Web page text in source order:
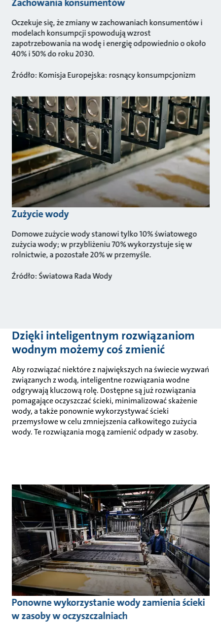
Oczekuje się, że zmiany w zachowaniach konsumentów i
modelach konsumpcji spowodują wzrost
zapotrzebowania na wodę i energię odpowiednio o około
40% i 50% do roku 2030.
Źródło: Komisja Europejska: rosnący konsumpcjonizm
Zużycie wody
Domowe zużycie wody stanowi tylko 10% światowego
zużycia wody; w przybliżeniu 70% wykorzystuje się w
rolnictwie, a pozostałe 20% w przemyśle.
Źródło: Światowa Rada Wody
Dzięki inteligentnym rozwiązaniom
wodnym możemy coś zmienić
Aby rozwiązać niektóre z największych na świecie wyzwań
związanych z wodą, inteligentne rozwiązania wodne
odgrywają kluczową rolę. Dostępne są już rozwiązania
pomagające oczyszczać ścieki, minimalizować skażenie
wody, a także ponownie wykorzystywać ścieki
przemysłowe w celu zmniejszenia całkowitego zużycia
wody. Te rozwiązania mogą zamienić odpady w zasoby.
Ponowne wykorzystanie wody zamienia ścieki
w zasoby w oczyszczalniach